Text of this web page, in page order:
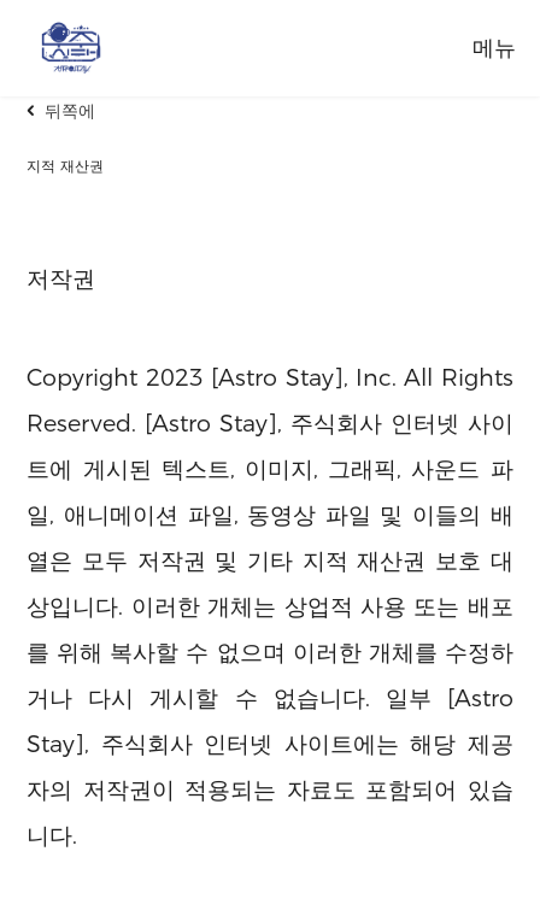
메뉴
뒤쪽에
지적 재산권
저작권
Copyright 2023 [Astro Stay], Inc. All Rights
Reserved. [Astro Stay], 주식회사 인터넷 사이
트에 게시된 텍스트, 이미지, 그래픽, 사운드 파
일, 애니메이션 파일, 동영상 파일 및 이들의 배
열은 모두 저작권 및 기타 지적 재산권 보호 대
상입니다. 이러한 개체는 상업적 사용 또는 배포
를 위해 복사할 수 없으며 이러한 개체를 수정하
거나 다시 게시할 수 없습니다. 일부 [Astro
Stay], 주식회사 인터넷 사이트에는 해당 제공
자의 저작권이 적용되는 자료도 포함되어 있습
니다.